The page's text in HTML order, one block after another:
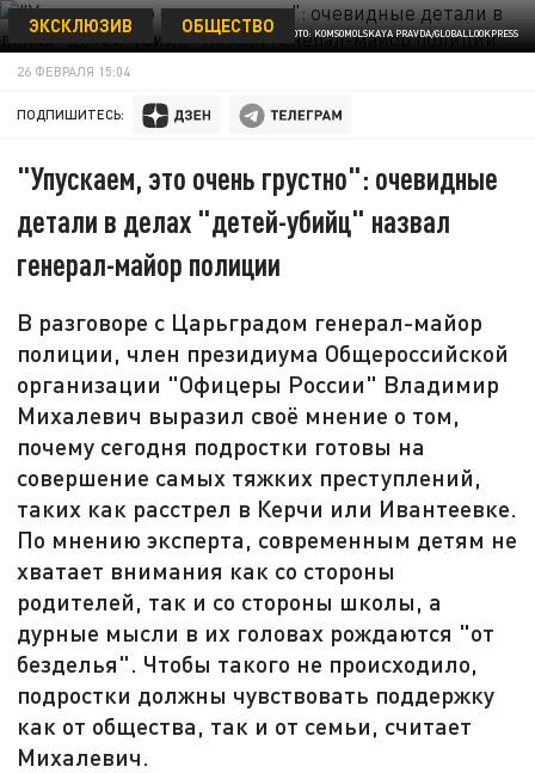
ФОТО: KOMSOMOLSKAYA PRAVDA/GLOBALLOOKPRESS
ЭКСКЛЮЗИВ ОБЩЕСТВО
26 ФЕВРАЛЯ 15:04
ПОДПИШИТЕСЬ:
"Упускаем, это очень грустно": очевидные
детали в делах "детей-убийц" назвал
генерал-майор полиции
В разговоре с Царьградом генерал-майор
полиции, член президиума Общероссийской
организации "Офицеры России" Владимир
Михалевич выразил своё мнение о том,
почему сегодня подростки готовы на
совершение самых тяжких преступлений,
таких как расстрел в Керчи или Ивантеевке.
По мнению эксперта, современным детям не
хватает внимания как со стороны
родителей, так и со стороны школы, а
дурные мысли в их головах рождаются "от
безделья". Чтобы такого не происходило,
подростки должны чувствовать поддержку
как от общества, так и от семьи, считает
Михалевич.